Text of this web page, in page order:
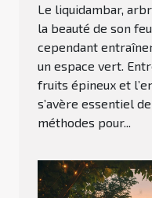
Le liquidambar,
la beauté de son
cependant
un espace vert.
fruits épineux et
s’avère essentiel
méthodes pour...